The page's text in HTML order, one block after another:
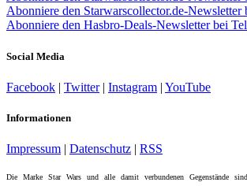
Abonniere den Starwarscollector.de-Newsletter
Abonniere den Hasbro-Deals-Newsletter bei
Social Media
Facebook | Twitter| Instagram | YouTube
Informationen
Impressum | Datenschutz | RSS
Die Marke Star Wars und alle damit verbundenen Gegenstände